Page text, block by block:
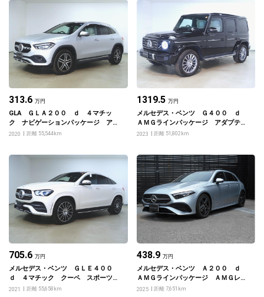
313.6 万円
GLA ＧＬＡ２００ ｄ ４マチッ
ク ナビゲーションパッケージ アド
バンスドパッケージ レザーエクスク
2020 距離 55,544km
1319.5 万円
メルセデス・ベンツ Ｇ４００ ｄ
ＡＭＧラインパッケージ アダプティ
ブダンピングシステム ラグジュアリ
ング
2023 距離 51,802km
705.6 万円
メルセデス・ベンツ ＧＬＥ４００
ｄ ４マチック クーペ スポーツ
Ｅ－アクティブボデーコントロールパ
2021 距離 55,658km
438.9 万円
メルセデス・ベンツ Ａ２００ ｄ
ＡＭＧラインパッケージ ＡＭＧレザ
ーエクスクルーシブパッケージ アド
2025 距離 7,651km